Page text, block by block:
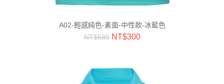
A02-輕感純色-素面-中性款-冰藍色
NT$680 NT$300